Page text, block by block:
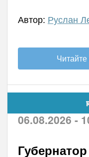
Автор: Руслан
06.08.2026 -